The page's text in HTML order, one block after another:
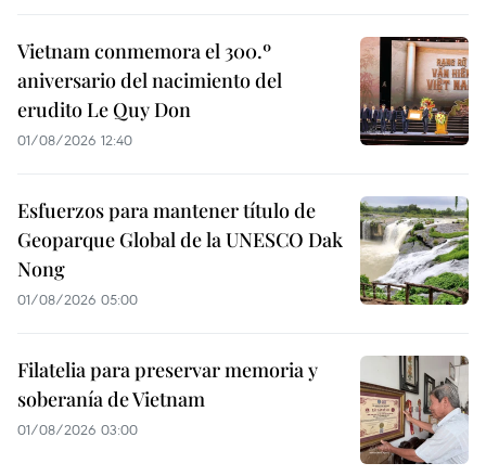
Vietnam conmemora el 300.º
aniversario del nacimiento del
erudito Le Quy Don
01/08/2026 12:40
Esfuerzos para mantener título de
Geoparque Global de la UNESCO Dak
Nong
01/08/2026 05:00
Filatelia para preservar memoria y
soberanía de Vietnam
01/08/2026 03:00